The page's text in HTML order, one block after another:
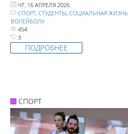
ЧТ, 16 АПРЕЛЯ 2026
СПОРТ СТУДЕНТЫ СОЦИАЛЬНАЯ ЖИЗНЬ
ВОЛЕЙБОЛУ
454
3
ПОДРОБНЕЕ
СПОРТ